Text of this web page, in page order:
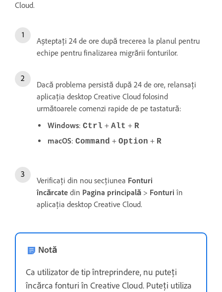
Cloud.
Așteptați 24 de ore după trecerea la planul pentru
echipe pentru finalizarea migrării fonturilor.
Dacă problema persistă după 24 de ore, relansați
aplicația desktop Creative Cloud folosind
următoarele comenzi rapide de pe tastatură:
Windows: Ctrl + Alt + R
macOS: Command + Option + R
Verificați din nou secțiunea Fonturi
încărcate din Pagina principală > Fonturi în
aplicația desktop Creative Cloud.
Notă
Ca utilizator de tip întreprindere, nu puteți
încărca fonturi în Creative Cloud. Puteți utiliza